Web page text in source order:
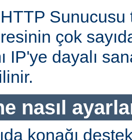
çok
IP'ye dayalı
nasıl
konağı